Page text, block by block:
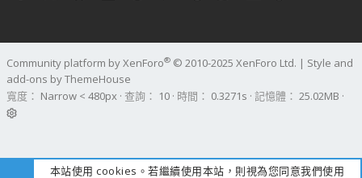
Community platform by XenForo® © 2010-2025 XenForo Ltd. | Style and
add-ons by ThemeHouse
寬度
查詢 10 時間 0.3271s 記憶體 25.02MB
本站使用 cookies。若繼續使用本站，則視為您同意我們使用